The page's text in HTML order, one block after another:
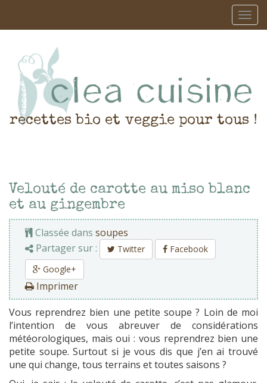
recettes bio et veggie pour tous !
Velouté de carotte au miso blanc
et au gingembre
Classée dans soupes
Partager sur :
Twitter
Facebook
Google+
Imprimer
Vous reprendrez bien une petite soupe ? Loin de moi
l’intention de vous abreuver de considérations
météorologiques, mais oui : vous reprendrez bien une
petite soupe. Surtout si je vous dis que j’en ai trouvé
une qui change, tous terrains et toutes saisons ?